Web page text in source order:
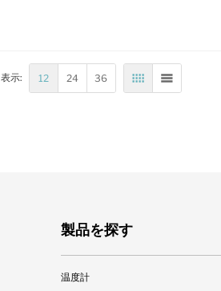
表示: 12 24 36 表 リスト
製品を探す
温度計